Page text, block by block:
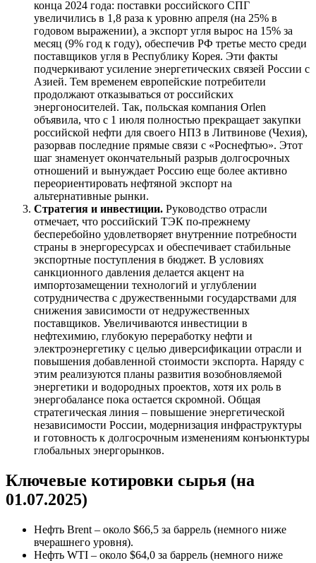
конца 2024 года: поставки российского СПГ
увеличились в 1,8 раза к уровню апреля (на 25% в
годовом выражении), а экспорт угля вырос на 15% за
месяц (9% год к году), обеспечив РФ третье место среди
поставщиков угля в Республику Корея. Эти факты
подчеркивают усиление энергетических связей России с
Азией. Тем временем европейские потребители
продолжают отказываться от российских
энергоносителей. Так, польская компания Orlen
объявила, что с 1 июля полностью прекращает закупки
российской нефти для своего НПЗ в Литвинове (Чехия),
разорвав последние прямые связи с «Роснефтью». Этот
шаг знаменует окончательный разрыв долгосрочных
отношений и вынуждает Россию еще более активно
переориентировать нефтяной экспорт на
альтернативные рынки.
Стратегия и инвестиции. Руководство отрасли
отмечает, что российский ТЭК по-прежнему
бесперебойно удовлетворяет внутренние потребности
страны в энергоресурсах и обеспечивает стабильные
экспортные поступления в бюджет. В условиях
санкционного давления делается акцент на
импортозамещении технологий и углублении
сотрудничества с дружественными государствами для
снижения зависимости от недружественных
поставщиков. Увеличиваются инвестиции в
нефтехимию, глубокую переработку нефти и
электроэнергетику с целью диверсификации отрасли и
повышения добавленной стоимости экспорта. Наряду с
этим реализуются планы развития возобновляемой
энергетики и водородных проектов, хотя их роль в
энергобалансе пока остается скромной. Общая
стратегическая линия – повышение энергетической
независимости России, модернизация инфраструктуры
и готовность к долгосрочным изменениям конъюнктуры
глобальных энергорынков.
Ключевые котировки сырья (на
01.07.2025)
Нефть Brent – около $66,5 за баррель (немного ниже
вчерашнего уровня).
Нефть WTI – около $64,0 за баррель (немного ниже